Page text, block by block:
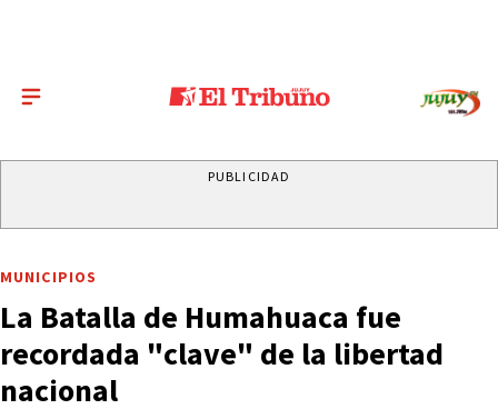
PUBLICIDAD
MUNICIPIOS
La Batalla de Humahuaca fue
recordada "clave" de la libertad
nacional